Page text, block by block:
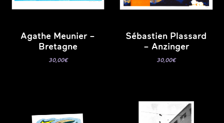
Agathe Meunier –
Bretagne
30,00€
Sébastien Plassard
– Anzinger
30,00€